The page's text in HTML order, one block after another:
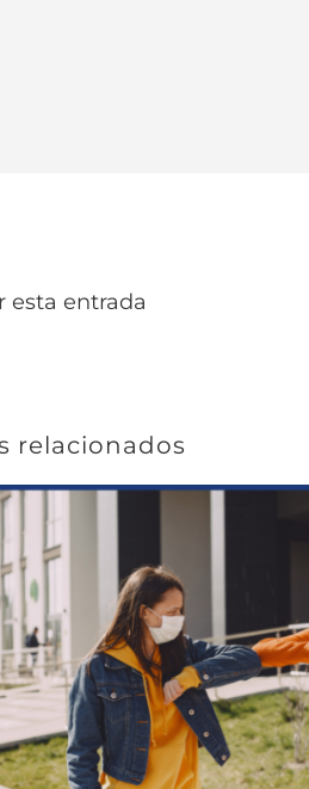
esta entrada
relacionados